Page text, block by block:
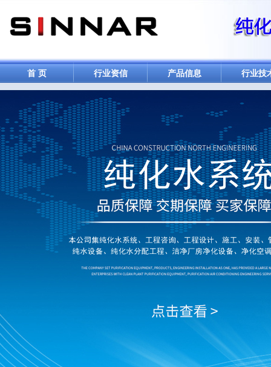
首 页 行业资信 产品信息 行业技